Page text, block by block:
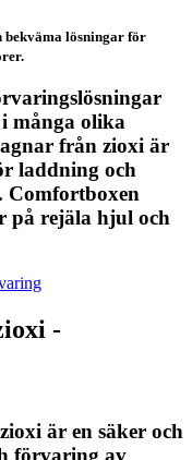
bekväma lösningar för
många olika
från zioxi är
laddning och
Comfortboxen
på rejäla hjul och
-
är en säker och
förvaring av